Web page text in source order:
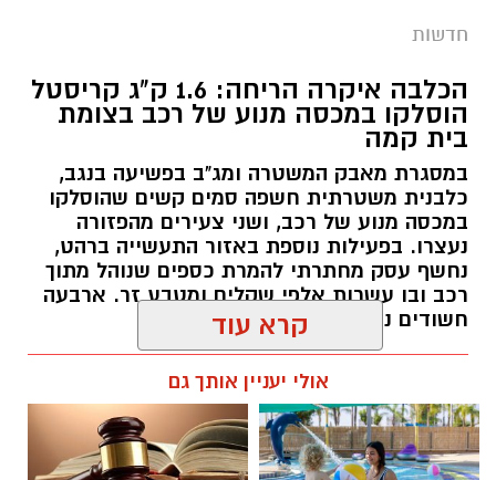
חדשות
הכלבה איקרה הריחה: 1.6 ק"ג קריסטל
הוסלקו במכסה מנוע של רכב בצומת
בית קמה
במסגרת מאבק המשטרה ומג"ב בפשיעה בנגב,
כלבנית משטרתית חשפה סמים קשים שהוסלקו
במכסה מנוע של רכב, ושני צעירים מהפזורה
נעצרו. בפעילות נוספת באזור התעשייה ברהט,
נחשף עסק מחתרתי להמרת כספים שנוהל מתוך
רכב ובו עשרות אלפי שקלים ומטבע זר. ארבעה
חשודים נעצרו בסך הכל.
קרא עוד
אולי יעניין אותך גם